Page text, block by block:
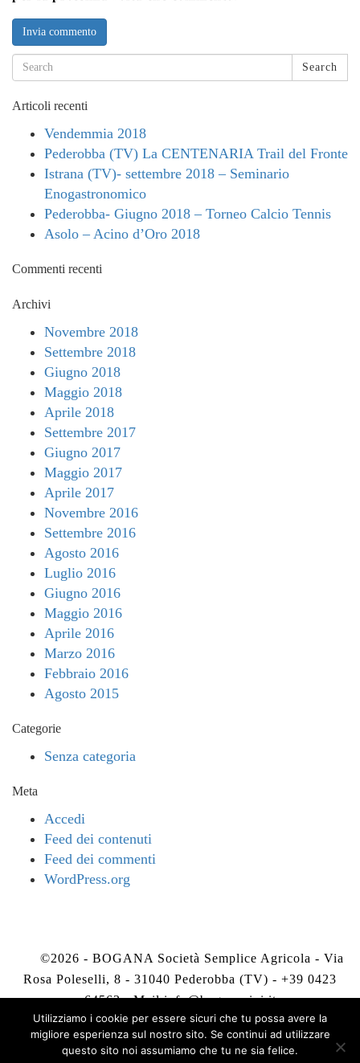
Search
Articoli recenti
Vendemmia 2018
Pederobba (TV) La CENTENARIA Trail del Fronte
Istrana (TV)- settembre 2018 – Seminario
Enogastronomico
Pederobba- Giugno 2018 – Torneo Calcio Tennis
Asolo – Acino d’Oro 2018
Commenti recenti
Archivi
Novembre 2018
Settembre 2018
Giugno 2018
Maggio 2018
Aprile 2018
Settembre 2017
Giugno 2017
Maggio 2017
Aprile 2017
Novembre 2016
Settembre 2016
Agosto 2016
Luglio 2016
Giugno 2016
Maggio 2016
Aprile 2016
Marzo 2016
Febbraio 2016
Agosto 2015
Categorie
Senza categoria
Meta
Accedi
Feed dei contenuti
Feed dei commenti
WordPress.org
©2026 - BOGANA Società Semplice Agricola - Via
Rosa Poleselli, 8 - 31040 Pederobba (TV) - +39 0423
64563 - Mailinfo@boganavini.it
Privacy Policy-Cookie Policy
Utilizziamo i cookie per essere sicuri che tu possa avere la
migliore esperienza sul nostro sito. Se continui ad utilizzare
questo sito noi assumiamo che tu ne sia felice.